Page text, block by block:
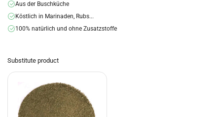
Aus der Buschküche
Köstlich in Marinaden, Rubs...
100% natürlich und ohne Zusatzstoffe
Substitute product